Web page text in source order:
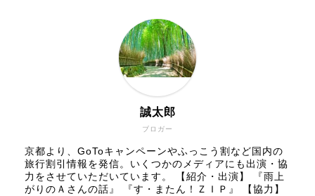
ブロガー
誠太郎
京都より、GoToキャンペーンやふっこう割など国内の
旅行割引情報を発信。いくつかのメディアにも出演・協
力をさせていただいています。 【紹介・出演】 『雨上
がりのＡさんの話』 『す・またん！ＺＩＰ』 【協力】